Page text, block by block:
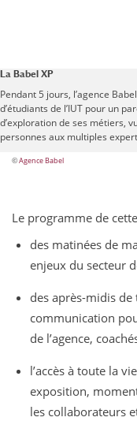
La Babel XP
Pendant 5 jours, l’agence
d’étudiants de l’IUT pour un
d’exploration de ses métiers,
personnes aux multiples
©Agence Babel
Le programme de
des matinées de
enjeux du secteur
des après-midis
communication
de l’agence,
l’accès à toute la
exposition,
les collaborateurs